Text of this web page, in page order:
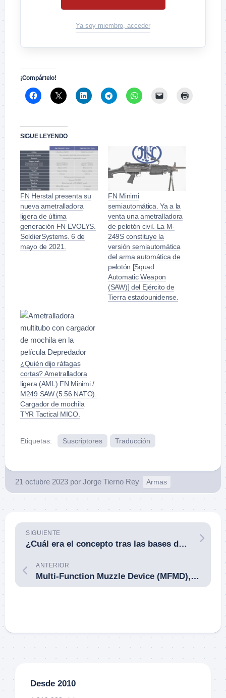
Ya soy miembro, acceder
¡Compártelo!
SIGUE LEYENDO
FN Herstal presenta su
nueva ametralladora
ligera de última
generación FN EVOLYS.
SoldierSystems. 6 de
mayo de 2021.
FN Minimi
semiautomática. Ya a la
venta una ametralladora
de pelotón civil. La M-
249S constituye la
versión semiautomática
del arma automática de
pelotón [Squad
Automatic Weapon
(SAW)] del Ejército de
Tierra estadounidense.
¿Quién dijo ráfagas
cortas? Ametralladora
ligera (AML) FN Minimi /
M249 SAW (5.56 NATO).
Cargador de mochila
TYR Tactical MICO.
Etiquetas: Suscriptores Traducción
21 octubre 2023 por Jorge Tierno Rey Armas
SIGUIENTE
¿Cuál era el concepto tras las bases de fuegos en Vietnam? Por David T. Zabecki.
ANTERIOR
Multi-Function Muzzle Device (MFMD), de Strategic Sciences, un silenciador totalmente diferente.
Desde 2010